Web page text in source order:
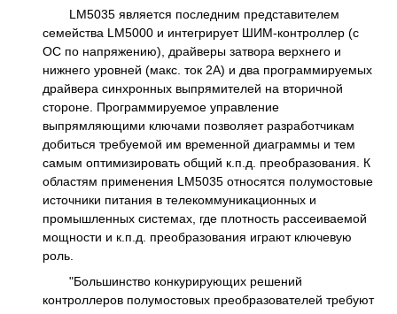
LM5035 является последним представителем
семейства LM5000 и интегрирует ШИМ-контроллер (с
ОС по напряжению), драйверы затвора верхнего и
нижнего уровней (макс. ток 2А) и два программируемых
драйвера синхронных выпрямителей на вторичной
стороне. Программируемое управление
выпрямляющими ключами позволяет разработчикам
добиться требуемой им временной диаграммы и тем
самым оптимизировать общий к.п.д. преобразования. К
областям применения LM5035 относятся полумостовые
источники питания в телекоммуникационных и
промышленных системах, где плотность рассеиваемой
мощности и к.п.д. преобразования играют ключевую
роль.
"Большинство конкурирующих решений
контроллеров полумостовых преобразователей требуют